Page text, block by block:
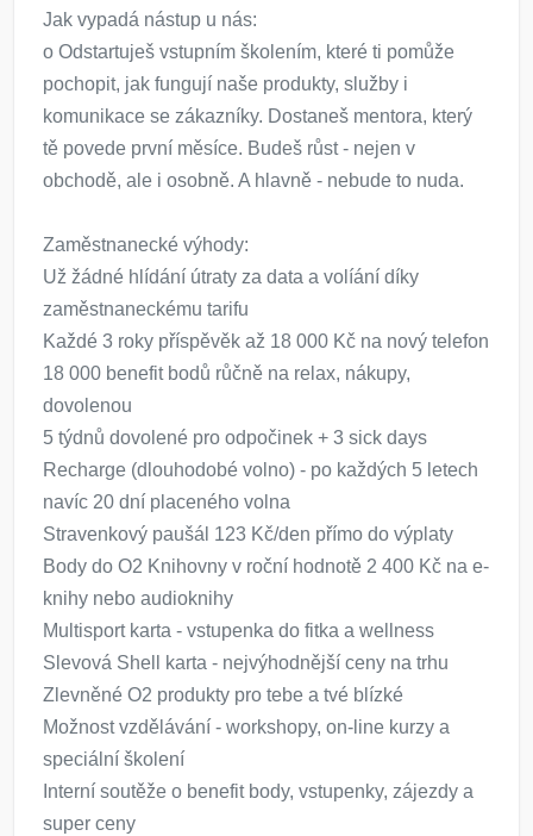
Jak vypadá nástup u nás:
o Odstartuješ vstupním školením, které ti pomůže
pochopit, jak fungují naše produkty, služby i
komunikace se zákazníky. Dostaneš mentora, který
tě povede první měsíce. Budeš růst - nejen v
obchodě, ale i osobně. A hlavně - nebude to nuda.
Zaměstnanecké výhody:
Už žádné hlídání útraty za data a volíání díky
zaměstnaneckému tarifu
Každé 3 roky příspěvěk až 18 000 Kč na nový telefon
18 000 benefit bodů růčně na relax, nákupy,
dovolenou
5 týdnů dovolené pro odpočinek + 3 sick days
Recharge (dlouhodobé volno) - po každých 5 letech
navíc 20 dní placeného volna
Stravenkový paušál 123 Kč/den přímo do výplaty
Body do O2 Knihovny v roční hodnotě 2 400 Kč na e-
knihy nebo audioknihy
Multisport karta - vstupenka do fitka a wellness
Slevová Shell karta - nejvýhodnější ceny na trhu
Zlevněné O2 produkty pro tebe a tvé blízké
Možnost vzdělávání - workshopy, on-line kurzy a
speciální školení
Interní soutěže o benefit body, vstupenky, zájezdy a
super ceny